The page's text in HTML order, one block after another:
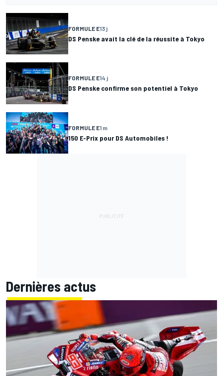
FORMULE E13 j
DS Penske avait la clé de la réussite à Tokyo
FORMULE E14 j
DS Penske confirme son potentiel à Tokyo
FORMULE E1 m
150 E-Prix pour DS Automobiles !
Dernières actus